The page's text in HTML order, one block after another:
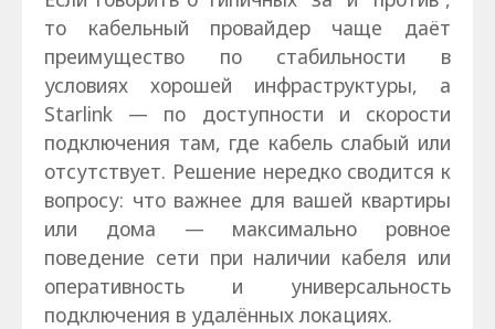
то кабельный провайдер чаще даёт
преимущество по стабильности в
условиях хорошей инфраструктуры, а
Starlink — по доступности и скорости
подключения там, где кабель слабый или
отсутствует. Решение нередко сводится к
вопросу: что важнее для вашей квартиры
или дома — максимально ровное
поведение сети при наличии кабеля или
оперативность и универсальность
подключения в удалённых локациях.